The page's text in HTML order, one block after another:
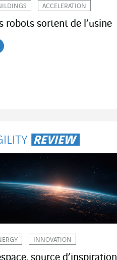
ACCELERATION
robots sortent de l’usine
INNOVATION
source d’inspiration